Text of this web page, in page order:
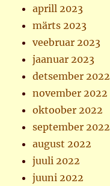
aprill 2023
märts 2023
veebruar 2023
jaanuar 2023
detsember 2022
november 2022
oktoober 2022
september 2022
august 2022
juuli 2022
juuni 2022